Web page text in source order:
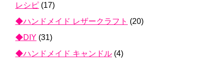
レシピ (17)
◆ハンドメイド レザークラフト (20)
◆DIY (31)
◆ハンドメイド キャンドル (4)